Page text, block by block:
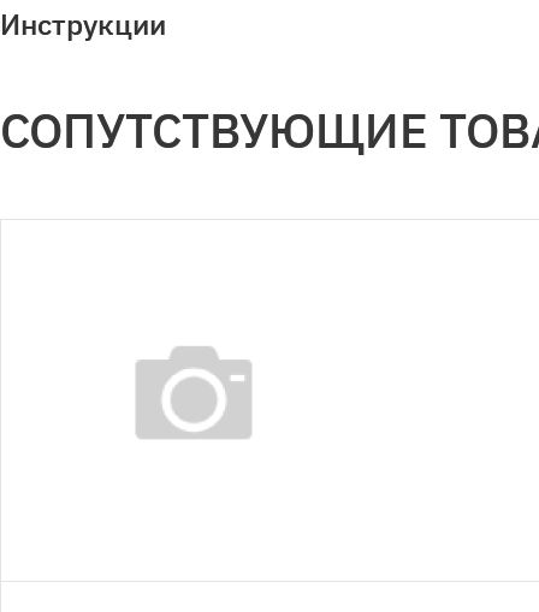
Инструкции
СОПУТСТВУЮЩИЕ